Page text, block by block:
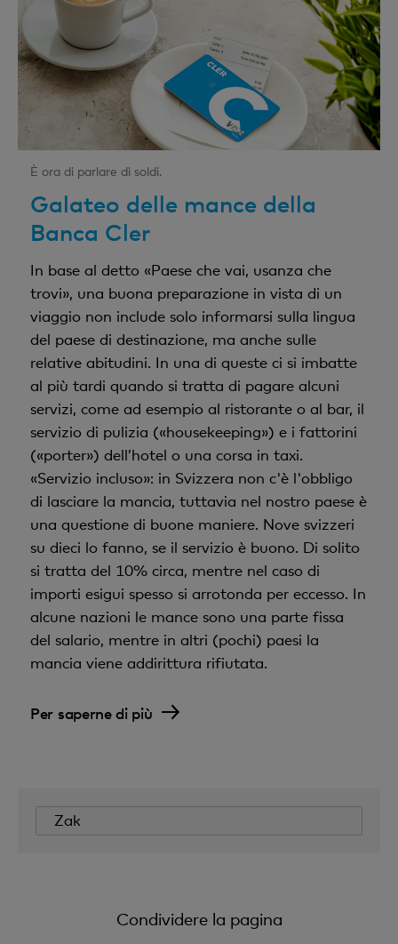
È ora di parlare di soldi.
Galateo delle mance della
Banca Cler
In base al detto «Paese che vai, usanza che
trovi», una buona preparazione in vista di un
viaggio non include solo informarsi sulla lingua
del paese di destinazione, ma anche sulle
relative abitudini. In una di queste ci si imbatte
al più tardi quando si tratta di pagare alcuni
servizi, come ad esempio al ristorante o al bar, il
servizio di pulizia («housekeeping») e i fattorini
(«porter») dell’hotel o una corsa in taxi.
«Servizio incluso»: in Svizzera non c'è l'obbligo
di lasciare la mancia, tuttavia nel nostro paese è
una questione di buone maniere. Nove svizzeri
su dieci lo fanno, se il servizio è buono. Di solito
si tratta del 10% circa, mentre nel caso di
importi esigui spesso si arrotonda per eccesso. In
alcune nazioni le mance sono una parte fissa
del salario, mentre in altri (pochi) paesi la
mancia viene addirittura rifiutata.
Per saperne di più
Zak
Condividere la pagina